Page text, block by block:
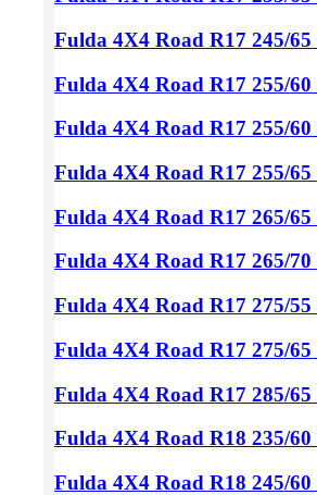
Fulda 4X4 Road R17 245/65
Fulda 4X4 Road R17 255/60
Fulda 4X4 Road R17 255/60
Fulda 4X4 Road R17 255/65
Fulda 4X4 Road R17 265/65
Fulda 4X4 Road R17 265/70
Fulda 4X4 Road R17 275/55
Fulda 4X4 Road R17 275/65
Fulda 4X4 Road R17 285/65
Fulda 4X4 Road R18 235/60
Fulda 4X4 Road R18 245/60